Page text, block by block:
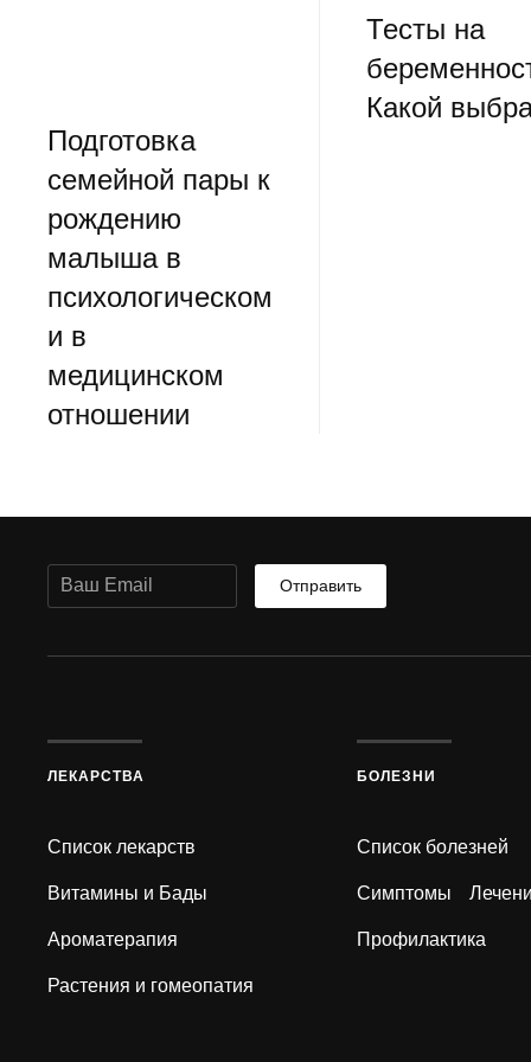
Подготовка
семейной пары к
рождению
малыша в
психологическом
и в
медицинском
отношении
Тесты на
Какой
Отправить
ЛЕКАРСТВА
Список лекарств
Витамины и Бады
Ароматерапия
Растения и гомеопатия
БОЛЕЗНИ
Список болезней
Симптомы
Профилактика